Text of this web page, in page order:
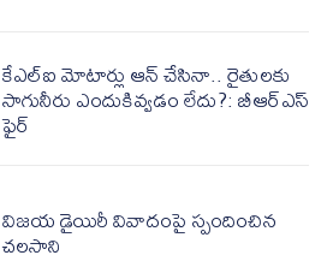
కేఎల్ఐ మోటార్లు ఆన్ చేసినా.. రైతులకు
సాగునీరు ఎందుకివ్వడం లేదు?: బీఆర్ఎస్
ఫైర్
విజ‌య డైయిరీ వివాదంపై స్పందించిన
చ‌ల‌సాని